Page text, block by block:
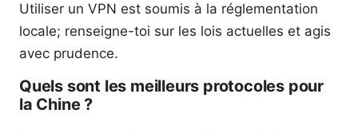
Utiliser un VPN est soumis à la réglementation
locale; renseigne-toi sur les lois actuelles et agis
avec prudence.
Quels sont les meilleurs protocoles pour
la Chine ?